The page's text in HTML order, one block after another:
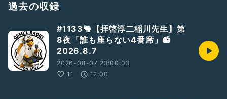
「BGMer（ビージーエマー）」:bgmer.net
#新人さんいらっしゃい
#七人の侍の日 #今月の歌紹介#ぴんく放送局116
過去の収録
#1133🐫【拝啓淳二稲川先生】第
8夜「誰も座らない4番席」📻
2026.8.7
2026-08-07 23:00:03
11
12:00